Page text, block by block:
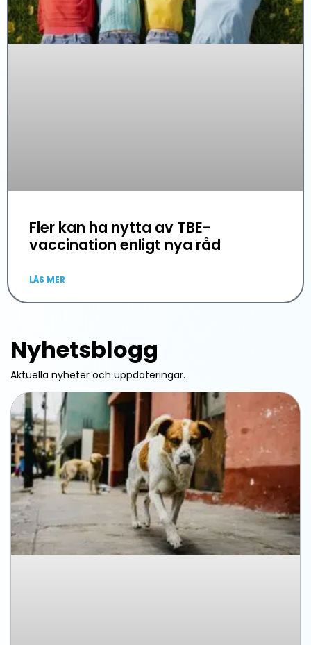
Fler kan ha nytta av TBE-
vaccination enligt nya råd
LÄS MER
Nyhetsblogg
Aktuella nyheter och uppdateringar.